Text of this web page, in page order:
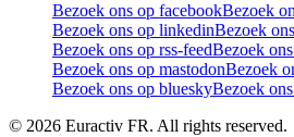
Bezoek ons op facebookBezoek
Bezoek ons op linkedinBezoek
Bezoek ons op rss-feedBezoek
Bezoek ons op mastodonBezoek
Bezoek ons op blueskyBezoek
© 2026 Euractiv FR. All rights reserved.